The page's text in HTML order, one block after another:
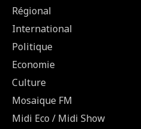
Régional
International
Politique
Economie
Culture
Mosaique FM
Midi Eco / Midi Show